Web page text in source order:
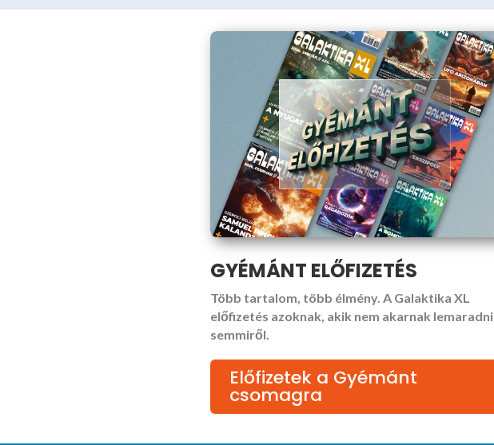
GYÉMÁNT ELŐFIZETÉS
Több tartalom, több élmény. A Galaktika XL
előfizetés azoknak, akik nem akarnak lemaradni
semmiről.
Előfizetek a Gyémánt
csomagra